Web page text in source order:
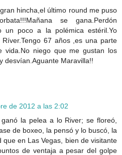
hincha,el último round me puso
se gana.Perdón
un poco a la polémica estéril.Yo
67 años ,es una parte
vida.No niego que me gustan los
desvían.Aguante Maravilla!!
de 2012 a las 2:02
la pelea a lo River; se floreó,
de boxeo, la pensó y lo buscó, la
en Las Vegas, bien de visitante
de ventaja a pesar del golpe